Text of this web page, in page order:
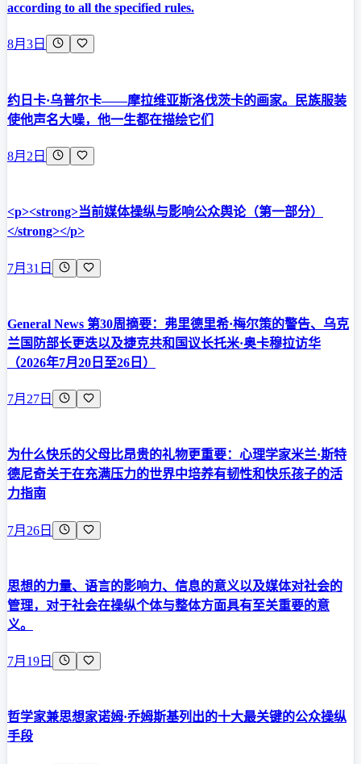
according to all the specified rules.
8月3日
约日卡·乌普尔卡——摩拉维亚斯洛伐茨卡的画家。民族服装
使他声名大噪，他一生都在描绘它们
8月2日
<p><strong>当前媒体操纵与影响公众舆论（第一部分）
</strong></p>
7月31日
General News 第30周摘要：弗里德里希·梅尔策的警告、乌克
兰国防部长更迭以及捷克共和国议长托米·奥卡穆拉访华
（2026年7月20日至26日）
7月27日
为什么快乐的父母比昂贵的礼物更重要：心理学家米兰·斯特
德尼奇关于在充满压力的世界中培养有韧性和快乐孩子的活
力指南
7月26日
思想的力量、语言的影响力、信息的意义以及媒体对社会的
管理，对于社会在操纵个体与整体方面具有至关重要的意
义。
7月19日
哲学家兼思想家诺姆·乔姆斯基列出的十大最关键的公众操纵
手段